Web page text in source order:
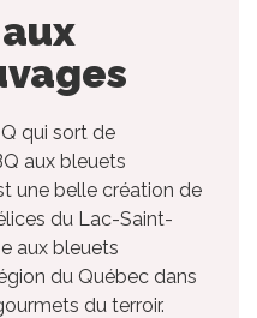
qui sort de
aux bleuets
une belle création de
du Lac-Saint-
aux bleuets
du Québec dans
du terroir.